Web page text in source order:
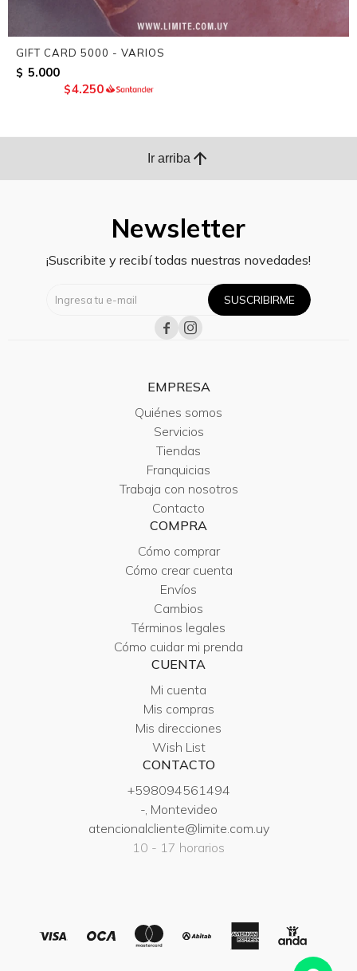
GIFT CARD 5000 - VARIOS
$ 5.000
$4.250
Ir arriba arrow_upward
Newsletter
¡Suscribite y recibí todas nuestras novedades!
SUSCRIBIRME
 
EMPRESA
Quiénes somos
Servicios
Tiendas
Franquicias
Trabaja con nosotros
Contacto
COMPRA
Cómo comprar
Cómo crear cuenta
Envíos
Cambios
Términos legales
Cómo cuidar mi prenda
CUENTA
Mi cuenta
Mis compras
Mis direcciones
Wish List
CONTACTO
+598094561494
-, Montevideo
atencionalcliente@limite.com.uy
10 - 17 horarios